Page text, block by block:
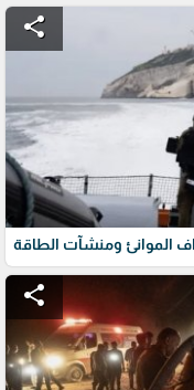
share
الموانئ ومنشآت الطاقة
share